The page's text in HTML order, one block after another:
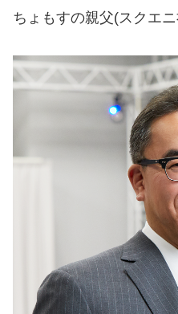
ちょもすの親父(スクエ